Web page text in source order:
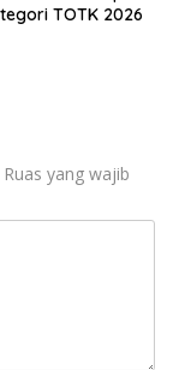
TOTK 2026
Ruas yang wajib